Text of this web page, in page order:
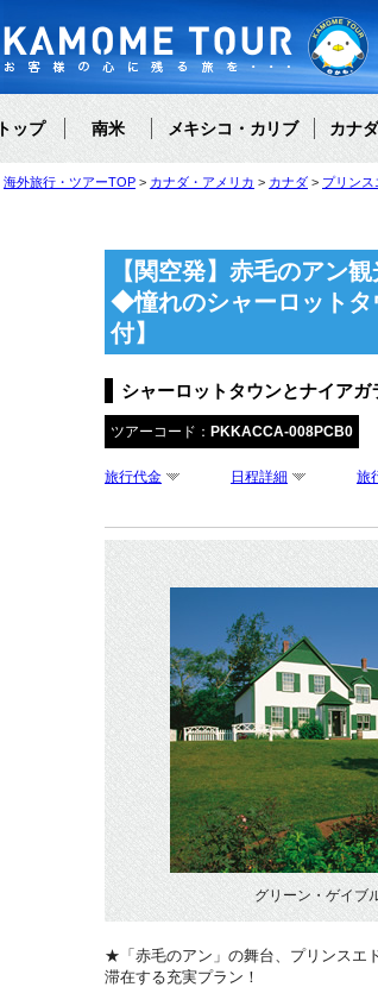
トップ 南米 メキシコ・カリブ カナ
海外旅行・ツアーTOP カナダ・アメリカ カナダ プリンス
【関空発】赤毛のアン
◆憧れのシャーロットタ
付】
シャーロットタウンとナイアガ
ツアーコード： PKKACCA-008PCB0
旅行代金 日程詳細 旅
グリーン・ゲイブ
★「赤毛のアン」の舞台、プリンスエ
滞在する充実プラン！